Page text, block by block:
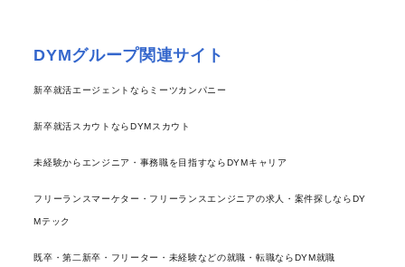
DYMグループ関連サイト
新卒就活エージェントならミーツカンパニー
新卒就活スカウトならDYMスカウト
未経験からエンジニア・事務職を目指すならDYMキャリア
フリーランスマーケター・フリーランスエンジニアの求人・案件探しならDY
Mテック
既卒・第二新卒・フリーター・未経験などの就職・転職ならDYM就職